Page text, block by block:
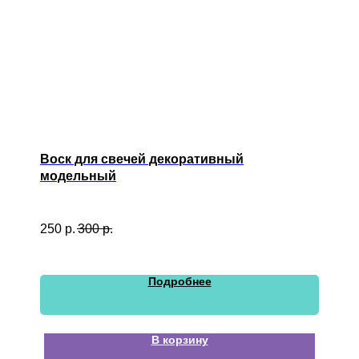
Воск для свечей декоративный
модельный
250 р. 300 р.
Подробнее
В корзину